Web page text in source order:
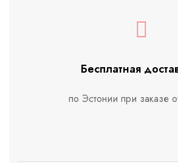
Бесплатная
по Эстонии при заказе